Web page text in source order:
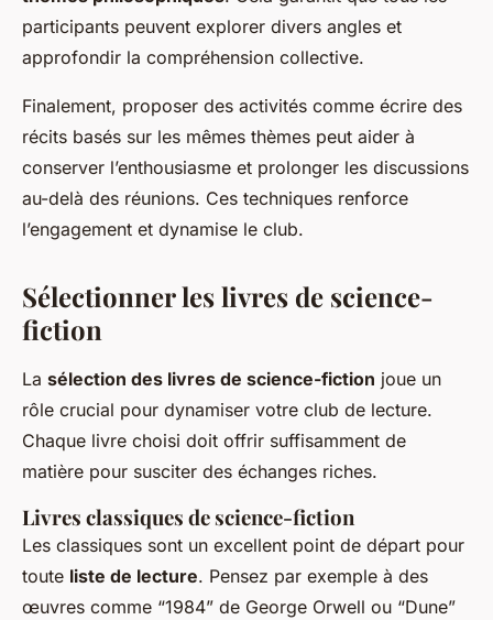
participants peuvent explorer divers angles et
approfondir la compréhension collective.
Finalement, proposer des activités comme écrire des
récits basés sur les mêmes thèmes peut aider à
conserver l’enthousiasme et prolonger les discussions
au-delà des réunions. Ces techniques renforce
l’engagement et dynamise le club.
Sélectionner les livres de science-
fiction
La sélection des livres de science-fiction joue un
rôle crucial pour dynamiser votre club de lecture.
Chaque livre choisi doit offrir suffisamment de
matière pour susciter des échanges riches.
Livres classiques de science-fiction
Les classiques sont un excellent point de départ pour
toute liste de lecture. Pensez par exemple à des
œuvres comme “1984” de George Orwell ou “Dune”